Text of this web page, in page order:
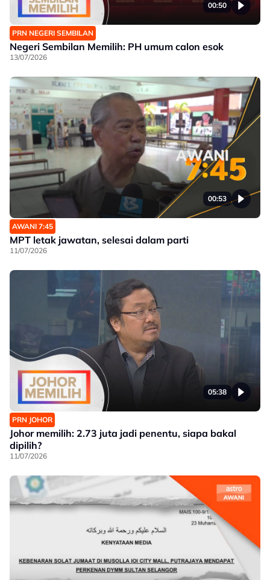
00:50
PRN NEGERI SEMBILAN
Negeri Sembilan Memilih: PH umum calon esok
13/07/2026
00:53
AWANI 7:45
MPT letak jawatan, selesai dalam parti
11/07/2026
05:38
PRN JOHOR
Johor memilih: 2.73 juta jadi penentu, siapa bakal
dipilih?
11/07/2026